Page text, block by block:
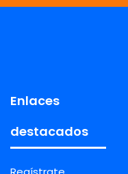
Enlaces
destacados